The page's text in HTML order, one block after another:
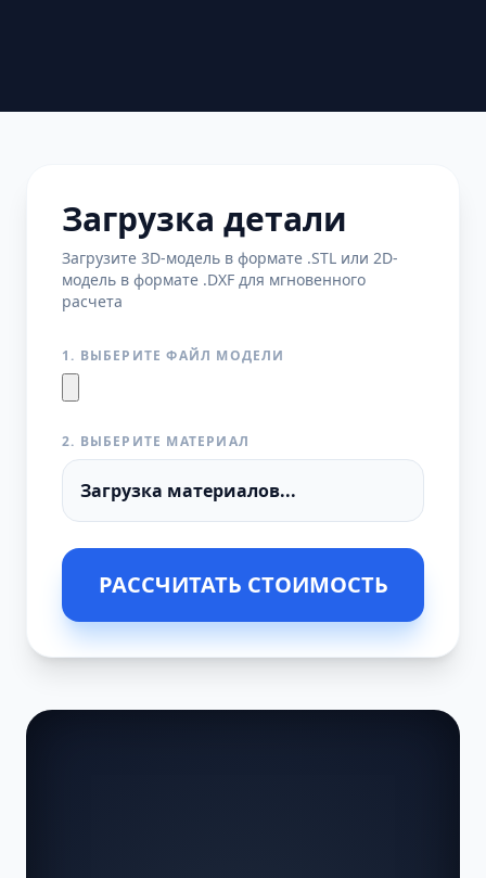
Загрузка детали
Загрузите 3D-модель в формате .STL или 2D-
модель в формате .DXF для мгновенного
расчета
1. ВЫБЕРИТЕ ФАЙЛ МОДЕЛИ
2. ВЫБЕРИТЕ МАТЕРИАЛ
РАССЧИТАТЬ СТОИМОСТЬ